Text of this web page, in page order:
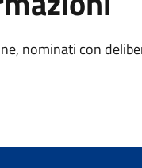
nominati con